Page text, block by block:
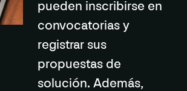
pueden inscribirse en
convocatorias y
registrar sus
propuestas de
solución. Además,